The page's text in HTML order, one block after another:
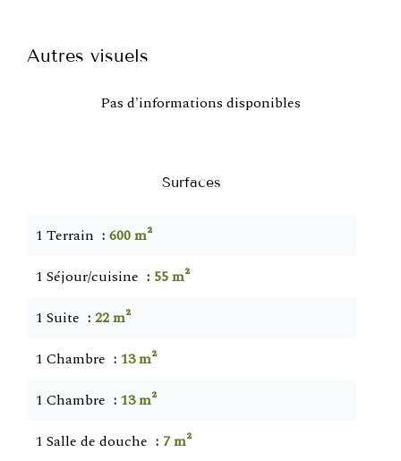
Autres visuels
Pas d'informations disponibles
Surfaces
1 Terrain
600 m²
1 Séjour/cuisine
55 m²
1 Suite
22 m²
1 Chambre
13 m²
1 Chambre
13 m²
1 Salle de douche
7 m²